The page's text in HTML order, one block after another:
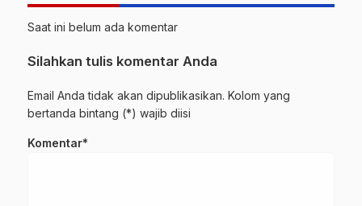
Saat ini belum ada komentar
Silahkan tulis komentar Anda
Email Anda tidak akan dipublikasikan. Kolom yang
bertanda bintang (*) wajib diisi
Komentar*